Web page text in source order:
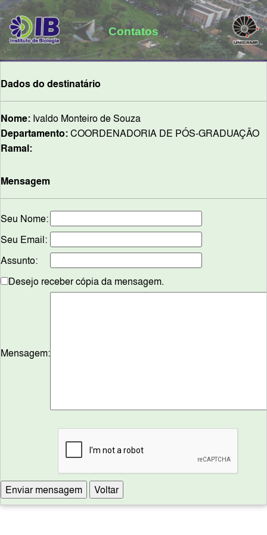
Contatos
Dados do destinatário
Nome: Ivaldo Monteiro de Souza
Departamento:COORDENADORIA DE PÓS-GRADUAÇÃO
Ramal:
Mensagem
Seu Nome:
Seu Email:
Assunto:
Desejo receber cópia da mensagem.
Mensagem: